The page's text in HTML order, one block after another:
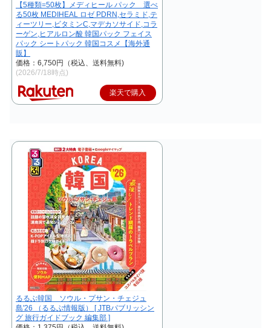
【5種類=50枚】メディヒール パック 選べ
る50枚 MEDIHEAL ロゼ PDRN,セラミド,テ
ィーツリー,ビタミンC,マデカソサイド,コラ
ーゲン,ヒアルロン酸 韓国パック フェイス
パック シートパック 韓国コスメ【海外通
販】
価格：6,750円（税込、送料無料)
(2026/7/18時点)
楽天で購入
るるぶ韓国 ソウル・プサン・チェジュ
島'26 （るるぶ情報版） [ JTBパブリッシン
グ 旅行ガイドブック 編集部 ]